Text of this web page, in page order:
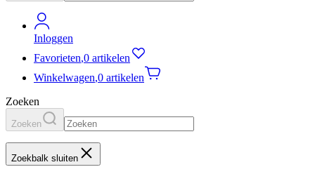
Inloggen
Favorieten,0 artikelen
Winkelwagen,0 artikelen
Zoeken
Zoeken
Zoekbalk sluiten